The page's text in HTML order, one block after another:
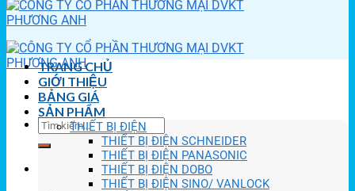
TRANG CHỦ
GIỚI THIỆU
BẢNG GIÁ
SẢN PHẨM
THIẾT BỊ ĐIỆN
THIẾT BỊ ĐIỆN SCHNEIDER
THIẾT BỊ ĐIỆN PANASONIC
THIẾT BỊ ĐIỆN DOBO
THIẾT BỊ ĐIỆN SINO/ VANLOCK